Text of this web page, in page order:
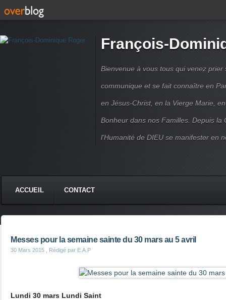
François-
Bienvenue à vous tous qui venez prier
communique et se fait connaître en
en Jésus-Christ, en la Vierge Marie,
Bonheur dans nos Familles. Depuis la
l'Humanité de DIEU se manifester en
ACCUEIL CONTACT
Messes pour la semaine sainte du 30 mars au 5 avril
30 Mars 2015 , Rédigé par E.A.P
Lundi 30 mars Lundi Saint